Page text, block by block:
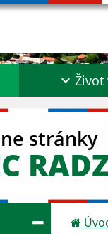
Život
stránky